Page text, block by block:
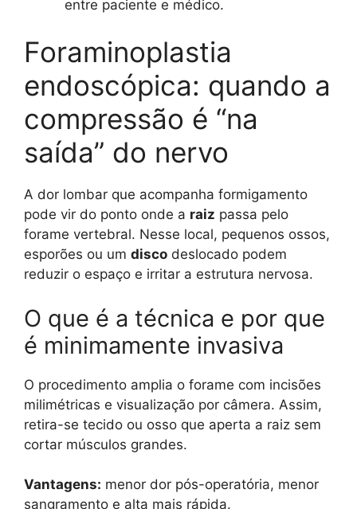
entre paciente e médico.
Foraminoplastia
endoscópica: quando a
compressão é “na
saída” do nervo
A dor lombar que acompanha formigamento
pode vir do ponto onde a raiz passa pelo
forame vertebral. Nesse local, pequenos ossos,
esporões ou um disco deslocado podem
reduzir o espaço e irritar a estrutura nervosa.
O que é a técnica e por que
é minimamente invasiva
O procedimento amplia o forame com incisões
milimétricas e visualização por câmera. Assim,
retira-se tecido ou osso que aperta a raiz sem
cortar músculos grandes.
Vantagens: menor dor pós-operatória, menor
sangramento e alta mais rápida.